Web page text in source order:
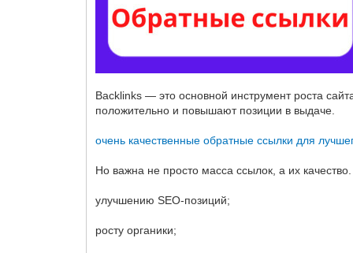
Backlinks — это основной инструмент роста
положительно и повышают позиции в выдаче.
очень качественные обратные ссылки для
Но важна не просто масса ссылок, а их
улучшению SEO-позиций;
росту органики;